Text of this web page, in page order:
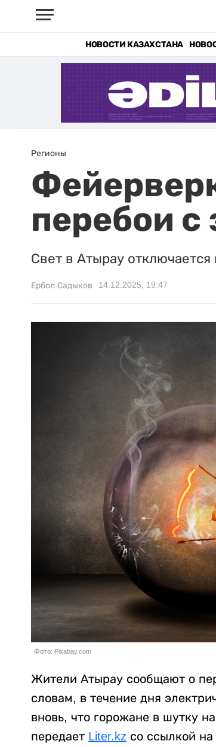
НОВОСТИ КАЗАХСТАНА
Регионы
перебои с
Свет в Атырау отключается
Ербол Садыков 14.12.2025, 19:47
Фото: Pixabay.com
Жители Атырау сообщают о
словам, в течение дня
вновь, что горожане в шутку
передает Liter.kz со ссылкой на